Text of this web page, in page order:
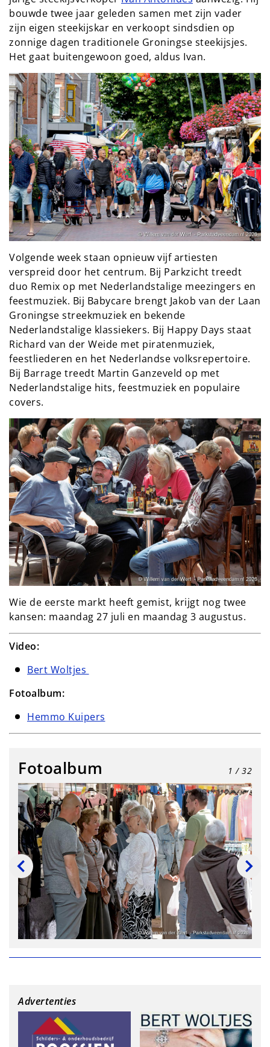
bouwde twee jaar geleden samen met zijn vader
zijn eigen steekijskar en verkoopt sindsdien op
zonnige dagen traditionele Groningse steekijsjes.
Het gaat buitengewoon goed, aldus Ivan.
Volgende week staan opnieuw vijf artiesten
verspreid door het centrum. Bij Parkzicht treedt
duo Remix op met Nederlandstalige meezingers en
feestmuziek. Bij Babycare brengt Jakob van der Laan
Groningse streekmuziek en bekende
Nederlandstalige klassiekers. Bij Happy Days staat
Richard van der Weide met piratenmuziek,
feestliederen en het Nederlandse volksrepertoire.
Bij Barrage treedt Martin Ganzeveld op met
Nederlandstalige hits, feestmuziek en populaire
covers.
Wie de eerste markt heeft gemist, krijgt nog twee
kansen: maandag 27 juli en maandag 3 augustus.
Video:
Bert Woltjes
Fotoalbum:
Hemmo Kuipers
Fotoalbum 1 / 32
Advertenties